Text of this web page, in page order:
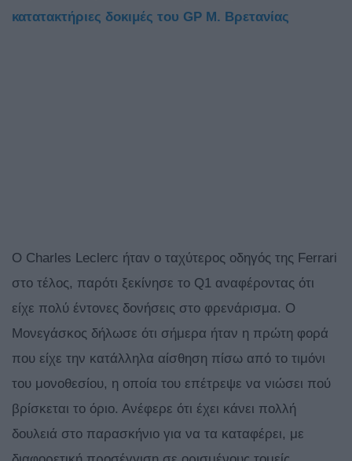
κατατακτήριες δοκιμές του GP Μ. Βρετανίας
Ο Charles Leclerc ήταν ο ταχύτερος οδηγός της Ferrari
στο τέλος, παρότι ξεκίνησε το Q1 αναφέροντας ότι
είχε πολύ έντονες δονήσεις στο φρενάρισμα. Ο
Μονεγάσκος δήλωσε ότι σήμερα ήταν η πρώτη φορά
που είχε την κατάλληλα αίσθηση πίσω από το τιμόνι
του μονοθεσίου, η οποία του επέτρεψε να νιώσει πού
βρίσκεται το όριο. Ανέφερε ότι έχει κάνει πολλή
δουλειά στο παρασκήνιο για να τα καταφέρει, με